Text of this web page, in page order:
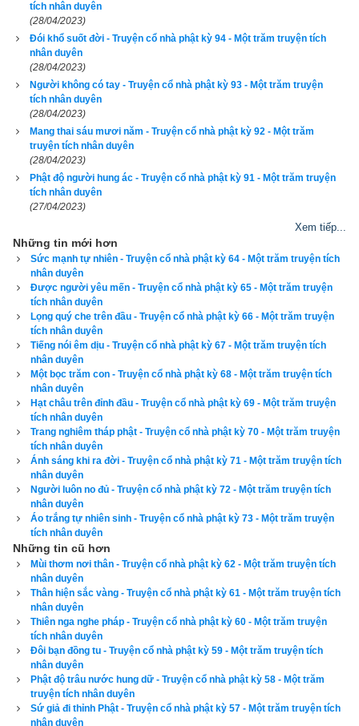
ngày xung khắc với tuổi
ngày theo Lục Diệu
trực), Bành Tổ kỵ nhật
chọn hướng tốt xuất hành
Quỷ Cốc Tử, xem ngày tốt xấu theo dân gian…nên vinh dự
được độc giả bình chọn là phần mềm lịch vạn niên số 1 hiện
nay. Phiên bản lịch vạn niên 2023 hoàn toàn mới của chúng tôi
không những giao diện đẹp, dễ sử dụng mà còn luận giải
chính xác và chi tiết từng mục giúp độc giả dễ dàng lựa chọn
được ngày tốt, giờ đẹp để khởi sự công việc. Hãy thử một lần
khác.
Lịch vạn niên - Chọn giờ tốt ngày đẹp
Ngày cần xem
Ngày khởi sự (DL)
Giờ khởi sự
Xem ngày
Tác giả bài viết:
Thầy Uri – Tổng biên tập chuyên mục giác ngộ
Nguồn tin:
Trích từ cuốn Sách Một trăm truyện tích nhân duyên
tích nhân duyên
(28/04/2023)
Đói khổ suốt đời - Truyện cổ nhà phật kỳ 94 - Một trăm truyện tích
nhân duyên
(28/04/2023)
Người không có tay - Truyện cổ nhà phật kỳ 93 - Một trăm truyện
tích nhân duyên
(28/04/2023)
Mang thai sáu mươi năm - Truyện cổ nhà phật kỳ 92 - Một trăm
truyện tích nhân duyên
(28/04/2023)
Phật độ người hung ác - Truyện cổ nhà phật kỳ 91 - Một trăm truyện
tích nhân duyên
(27/04/2023)
Xem tiếp...
Những tin mới hơn
Sức mạnh tự nhiên - Truyện cổ nhà phật kỳ 64 - Một trăm truyện tích
nhân duyên
Được người yêu mến - Truyện cổ nhà phật kỳ 65 - Một trăm truyện
tích nhân duyên
Lọng quý che trên đầu - Truyện cổ nhà phật kỳ 66 - Một trăm truyện
tích nhân duyên
Tiếng nói êm dịu - Truyện cổ nhà phật kỳ 67 - Một trăm truyện tích
nhân duyên
Một bọc trăm con - Truyện cổ nhà phật kỳ 68 - Một trăm truyện tích
nhân duyên
Hạt châu trên đỉnh đầu - Truyện cổ nhà phật kỳ 69 - Một trăm truyện
tích nhân duyên
Trang nghiêm tháp phật - Truyện cổ nhà phật kỳ 70 - Một trăm truyện
tích nhân duyên
Ánh sáng khi ra đời - Truyện cổ nhà phật kỳ 71 - Một trăm truyện tích
nhân duyên
Người luôn no đủ - Truyện cổ nhà phật kỳ 72 - Một trăm truyện tích
nhân duyên
Áo trắng tự nhiên sinh - Truyện cổ nhà phật kỳ 73 - Một trăm truyện
tích nhân duyên
Những tin cũ hơn
Mùi thơm nơi thân - Truyện cổ nhà phật kỳ 62 - Một trăm truyện tích
nhân duyên
Thân hiện sắc vàng - Truyện cổ nhà phật kỳ 61 - Một trăm truyện tích
nhân duyên
Thiên nga nghe pháp - Truyện cổ nhà phật kỳ 60 - Một trăm truyện
tích nhân duyên
Đôi bạn đồng tu - Truyện cổ nhà phật kỳ 59 - Một trăm truyện tích
nhân duyên
Phật độ trâu nước hung dữ - Truyện cổ nhà phật kỳ 58 - Một trăm
truyện tích nhân duyên
Sứ giả đi thỉnh Phật - Truyện cổ nhà phật kỳ 57 - Một trăm truyện tích
nhân duyên